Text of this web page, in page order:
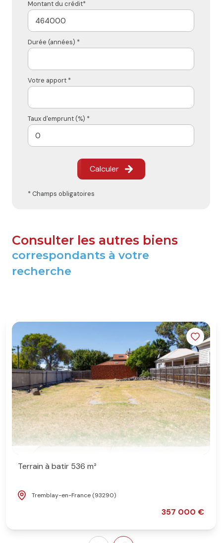
Montant du crédit*
Durée (années) *
Votre apport *
Taux d'emprunt (%) *
Calculer
* Champs obligatoires
Consulter les autres biens
correspondants à votre
recherche
Terrain à batir 536 m²
Tremblay-en-France (93290)
357 000 €